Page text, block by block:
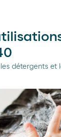
détergents et